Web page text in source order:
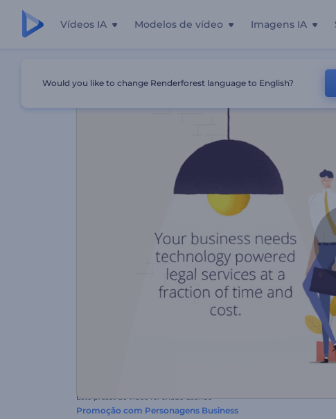
Vídeos IA Modelos de vídeo Imagens IA
Este preset de vídeo foi criado usando
Promoção com Personagens Business
Would you like to change Renderforest language to English?